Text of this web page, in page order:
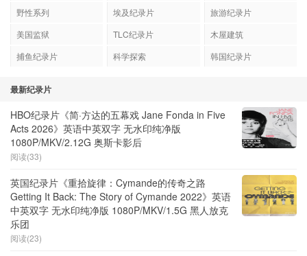
野性系列
埃及纪录片
旅游纪录片
美国监狱
TLC纪录片
木屋建筑
捕鱼纪录片
科学探索 韩国纪录片
最新纪录片
HBO纪录片《简·方达的五幕戏 Jane Fonda in Five
Acts 2026》英语中英双字 无水印纯净版
1080P/MKV/2.12G 奥斯卡影后
阅读(33)
英国纪录片《重拾旋律：Cymande的传奇之路
Getting It Back: The Story of Cymande 2022》英语
中英双字 无水印纯净版 1080P/MKV/1.5G 黑人放克
乐团
阅读(23)